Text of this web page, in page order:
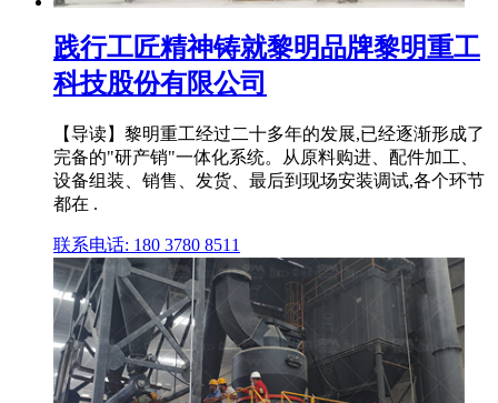
践行工匠精神铸就黎明品牌黎明重工
科技股份有限公司
【导读】黎明重工经过二十多年的发展,已经逐渐形成了
完备的"研产销"一体化系统。从原料购进、配件加工、
设备组装、销售、发货、最后到现场安装调试,各个环节
都在 .
联系电话: 180 3780 8511